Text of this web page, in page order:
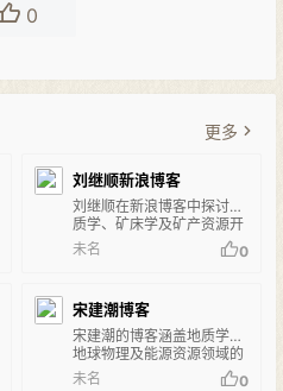
0
更多
刘继顺新浪博客
刘继顺在新浪博客中探讨地
质学、矿床学及矿产资源开
发的研究与实践经验。
未名 0
宋建潮博客
宋建潮的博客涵盖地质学、
地球物理及能源资源领域的
学术探讨和实践经验。
未名 0